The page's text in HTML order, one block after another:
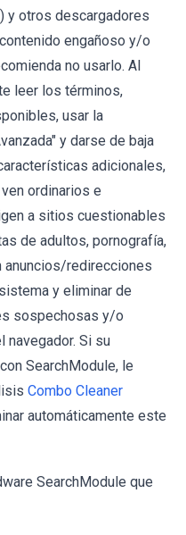
y otros descargadores
engañoso y/o
no usarlo. Al
leer los términos,
usar la
y darse de baja
adicionales,
ordinarios e
a sitios cuestionables
de adultos, pornografía,
anuncios/redirecciones
y eliminar de
sospechosas y/o
Si su
SearchModule, le
Combo Cleaner
automáticamente este
SearchModule que